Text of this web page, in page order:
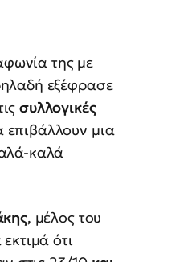
της με
εξέφρασε
συλλογικές
επιβάλλουν μια
καλά
, μέλος του
ότι